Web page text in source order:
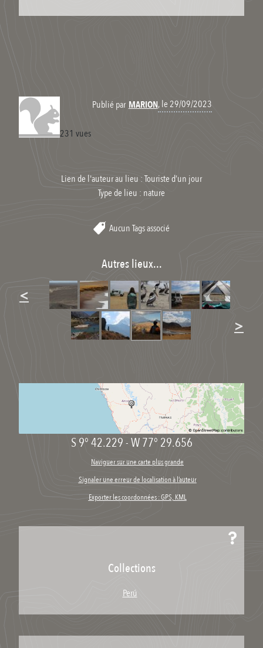
Publié par MARION, le 29/09/2023
231 vues
Lien de l'auteur au lieu : Touriste d’un jour
Type de lieu : nature
Aucun Tags associé
Autres lieux...
<
>
S 9° 42.229-W 77° 29.656
Naviguer sur une carte plus grande
Signaler une erreur de localisation à l’auteur
Exporter les coordonnées : GPS, KML
Collections
Perú